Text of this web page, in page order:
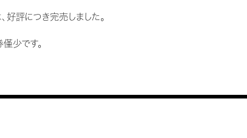
、好評につき完売しました。
少です。